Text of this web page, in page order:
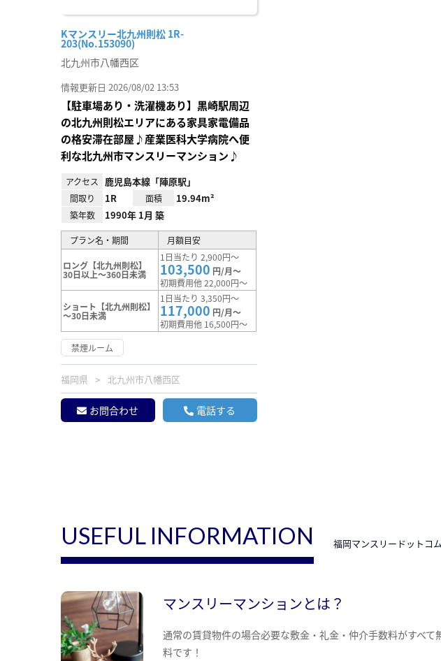
Kマンスリー北九州則松 1R-
203(No.153090)
北九州市八幡西区
情報更新日 2026/08/02 13:53
【駐車場あり・洗濯機あり】黒崎駅周辺
の北九州則松エリアにある家具家電備品
の格安滞在部屋♪産業医科大学病院へ便
利な北九州市マンスリーマンション♪
アクセス 鹿児島本線「陣原駅」
間取り 1R 面積 19.94m²
築年数 1990年 1月 築
プラン名・期間 月額目安
ロング【北九州則松】
30日以上～360日未満
1日当たり 2,900円～
103,500 円/月～
初期費用他 22,000円～
ショート【北九州則松】
～30日未満
1日当たり 3,350円～
117,000 円/月～
初期費用他 16,500円～
禁煙ルーム
福岡県 北九州市八幡西区
お問合わせ 電話する
USEFUL INFORMATION 福岡マンスリードットコ
マンスリーマンションとは？
通常の賃貸物件の場合必要な敷金・礼金・仲介手数料がすべて
料です！